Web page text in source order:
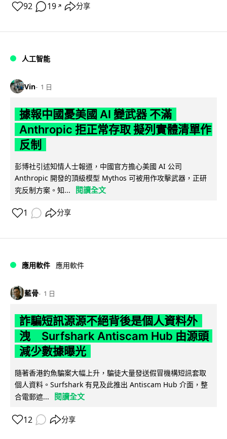
92 19 ↗ 分享
人工智能
Vin 1 日
據報中國憂美國 AI 變武器 不滿
Anthropic 拒正常存取 擬列實體清單作
反制
彭博社引述知情人士報道，中國官方擔心美國 AI 公司
Anthropic 開發的頂級模型 Mythos 可被用作攻擊武器，正研
究反制方案。知...
閱讀全文
1 分享
應用軟件 應用軟件
藍骨 1 日
詐騙短訊源源不絕背後是個人資料外
洩 Surfshark Antiscam Hub 由源頭
減少數據曝光
隨著香港釣魚騙案大幅上升，騙徒大量發送假冒機構短訊套取
個人資料。Surfshark 有見及此推出 Antiscam Hub 介面，整
合電郵遮...
閱讀全文
12 分享